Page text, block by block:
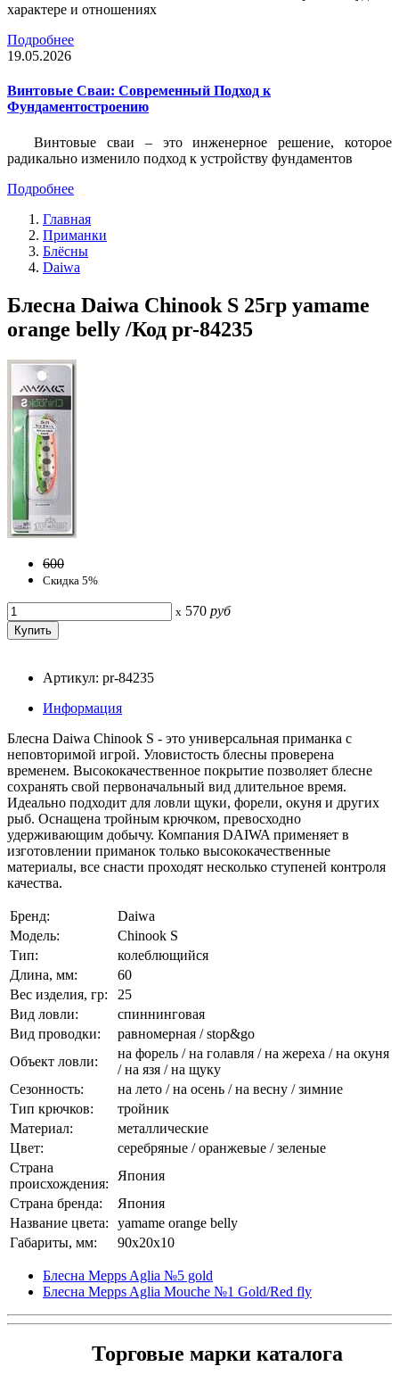
характере и отношениях
Подробнее
19.05.2026
Винтовые Сваи: Современный Подход к
Фундаментостроению
Винтовые сваи – это инженерное решение, которое
радикально изменило подход к устройству фундаментов
Подробнее
Главная
Приманки
Блёсны
Daiwa
Блесна Daiwa Chinook S 25гр yamame
orange belly /Код pr-84235
600
Скидка 5%
x 570 руб
Артикул: pr-84235
Информация
Блесна Daiwa Chinook S - это универсальная приманка с
неповторимой игрой. Уловистость блесны проверена
временем. Высококачественное покрытие позволяет блесне
сохранять свой первоначальный вид длительное время.
Идеально подходит для ловли щуки, форели, окуня и других
рыб. Оснащена тройным крючком, превосходно
удерживающим добычу. Компания DAIWA применяет в
изготовлении приманок только высококачественные
материалы, все снасти проходят несколько ступеней контроля
качества.
Бренд:
Daiwa
Модель:
Chinook S
Тип:
колеблющийся
Длина, мм:
60
Вес изделия, гр:
25
Вид ловли:
спиннинговая
Вид проводки:
равномерная / stop&go
Объект ловли:
на форель / на голавля / на жереха / на окуня
/ на язя / на щуку
Сезонность:
на лето / на осень / на весну / зимние
Тип крючков:
тройник
Материал:
металлические
Цвет:
серебряные / оранжевые / зеленые
Страна
происхождения:
Япония
Страна бренда:
Япония
Название цвета:
yamame orange belly
Габариты, мм:
90x20x10
Блесна Mepps Aglia №5 gold
Блесна Mepps Aglia Mouche №1 Gold/Red fly
Торговые марки каталога